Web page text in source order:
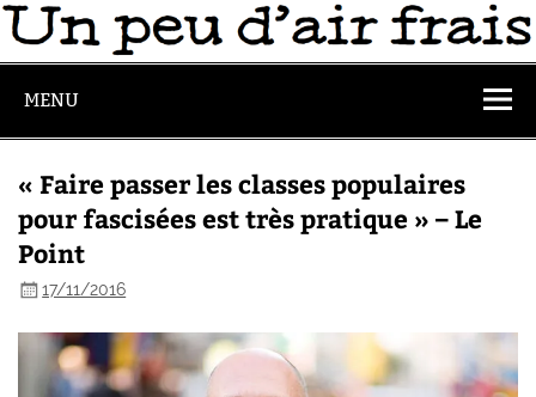
MENU
« Faire passer les classes populaires
pour fascisées est très pratique » – Le
Point
17/11/2016